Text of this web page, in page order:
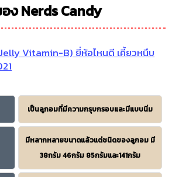
ง Nerds Candy
Vitamin-B) ยี่ห้อไหนดี เคี้ยวหนึบ
เป็นลูกอมที่มีความกรุบกรอบและมีแบบนิ่ม
มีหลากหลายขนาดแล้วแต่ชนิดของลูกอม มี
38กรัม 46กรัม 85กรัมและ141กรัม